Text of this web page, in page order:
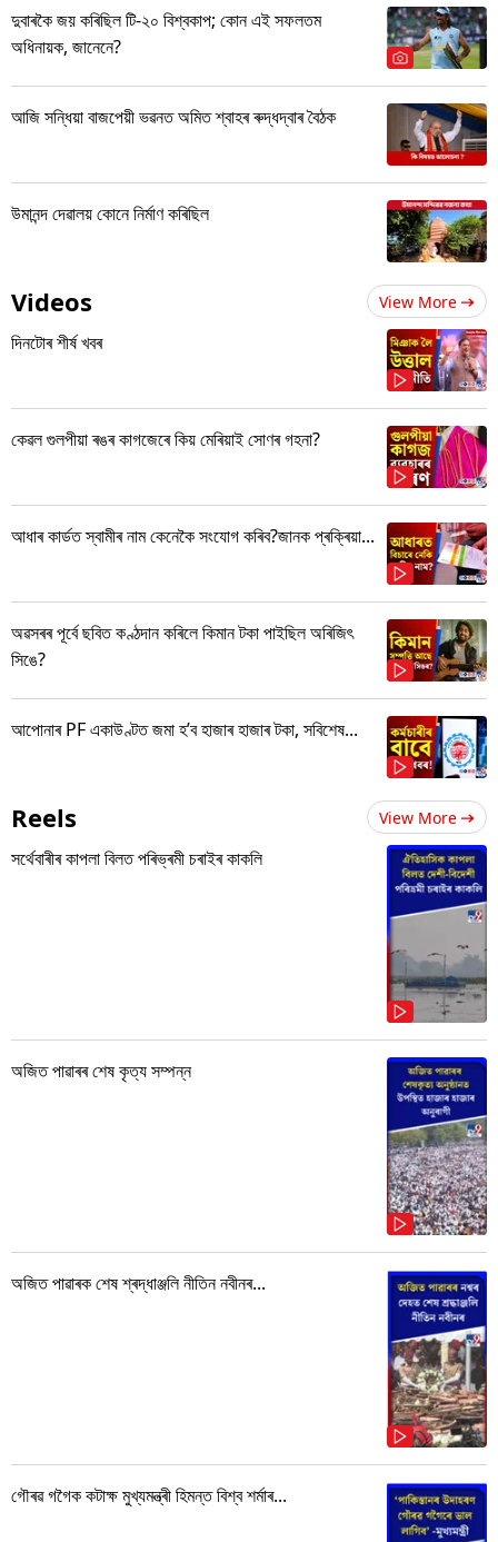
দুবাৰকৈ জয় কৰিছিল টি-২০ বিশ্বকাপ; কোন এই সফলতম
অধিনায়ক, জানেনে?
আজি সন্ধিয়া বাজপেয়ী ভৱনত অমিত শ্বাহৰ ৰুদ্ধদ্বাৰ বৈঠক
উমানন্দ দেৱালয় কোনে নিৰ্মাণ কৰিছিল
Videos View More
দিনটোৰ শীৰ্ষ খবৰ
কেৱল গুলপীয়া ৰঙৰ কাগজেৰে কিয় মেৰিয়াই সোণৰ গহনা?
আধাৰ কাৰ্ডত স্বামীৰ নাম কেনেকৈ সংযোগ কৰিব?জানক প্ৰক্ৰিয়া...
অৱসৰৰ পূৰ্বে ছবিত কণ্ঠদান কৰিলে কিমান টকা পাইছিল অৰিজিৎ
সিঙে?
আপোনাৰ PF একাউণ্টত জমা হ’ব হাজাৰ হাজাৰ টকা, সবিশেষ...
Reels View More
সৰ্থেবাৰীৰ কাপলা বিলত পৰিভ্ৰমী চৰাইৰ কাকলি
অজিত পাৱাৰৰ শেষ কৃত্য সম্পন্ন
অজিত পাৱাৰক শেষ শ্ৰদ্ধাঞ্জলি নীতিন নবীনৰ...
গৌৰৱ গগৈক কটাক্ষ মুখ্যমন্ত্ৰী হিমন্ত বিশ্ব শৰ্মাৰ...